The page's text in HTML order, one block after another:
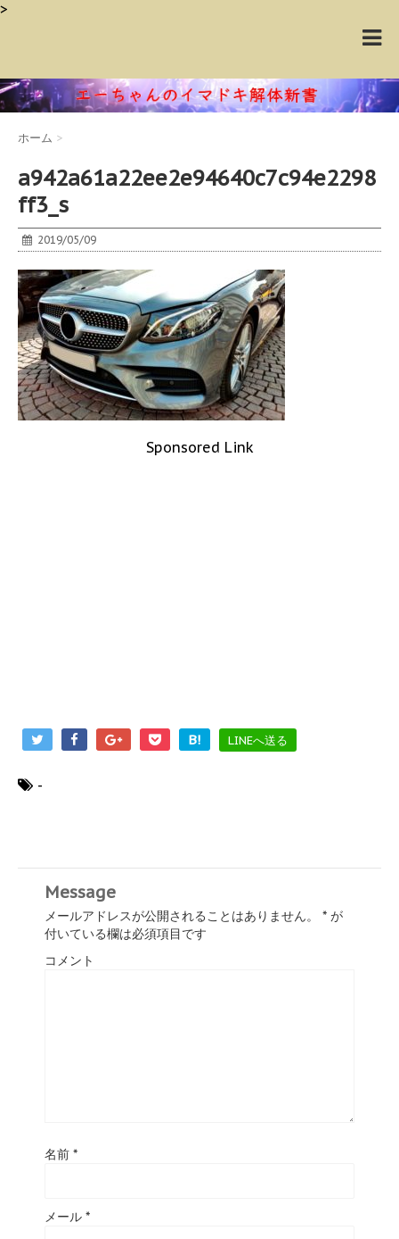
>
ホーム >
a942a61a22ee2e94640c7c94e2298
ff3_s
2019/05/09
Sponsored Link
B! LINEへ送る
-
Message
メールアドレスが公開されることはありません。 * が
付いている欄は必須項目です
コメント
名前 *
メール *